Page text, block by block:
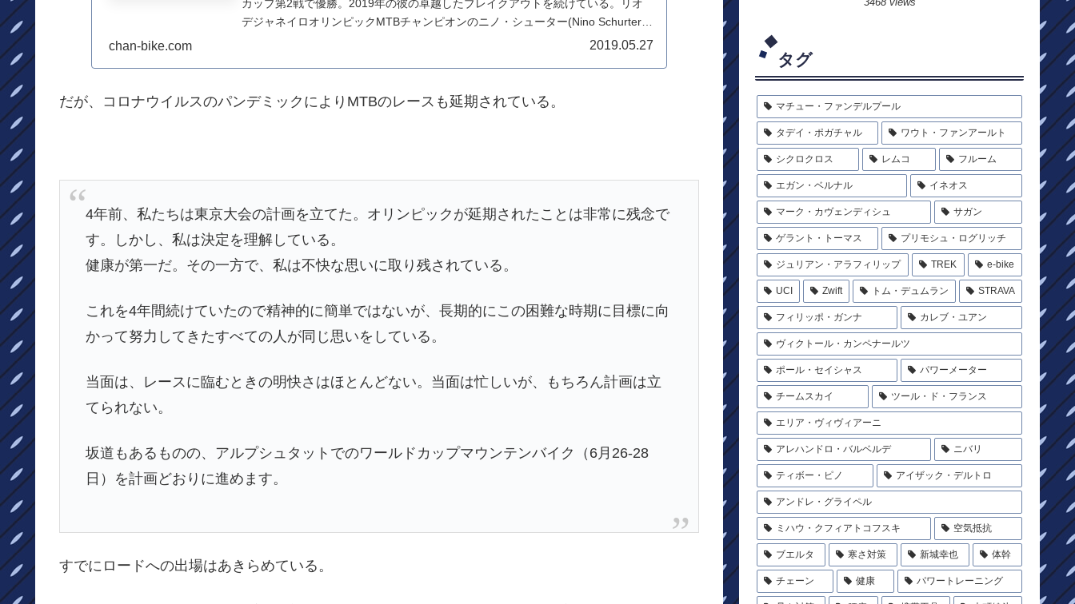
カップ第2戦で優勝。2019年の彼の卓越したブレイクアウトを続けている。リオ
デジャネイロオリンピックMTBチャンピオンのニノ・シューター(Nino Schurter)
chan-bike.com 2019.05.27
だが、コロナウイルスのパンデミックによりMTBのレースも延期されている。
4年前、私たちは東京大会の計画を立てた。オリンピックが延期されたことは非常に残念で
す。しかし、私は決定を理解している。
健康が第一だ。その一方で、私は不快な思いに取り残されている。
これを4年間続けていたので精神的に簡単ではないが、長期的にこの困難な時期に目標に向
かって努力してきたすべての人が同じ思いをしている。
当面は、レースに臨むときの明快さはほとんどない。当面は忙しいが、もちろん計画は立
てられない。
坂道もあるものの、アルプシュタットでのワールドカップマウンテンバイク（6月26-28
日）を計画どおりに進めます。
すでにロードへの出場はあきらめている。
タグ
マチュー・ファンデルプール
タデイ・ポガチャル ワウト・ファンアールト
シクロクロス レムコ フルーム
エガン・ベルナル イネオス
マーク・カヴェンディシュ サガン
ゲラント・トーマス プリモシュ・ログリッチ
ジュリアン・アラフィリップ TREK e-bike
UCI Zwift トム・デュムラン STRAVA
フィリッポ・ガンナ カレブ・ユアン
ヴィクトール・カンペナールツ
ポール・セイシャス パワーメーター
チームスカイ ツール・ド・フランス
エリア・ヴィヴィアーニ
アレハンドロ・バルベルデ ニバリ
ティボー・ピノ アイザック・デルトロ
アンドレ・グライペル
ミハウ・クフィアトコフスキ 空気抵抗
ブエルタ 寒さ対策 新城幸也 体幹
チェーン 健康 パワートレーニング